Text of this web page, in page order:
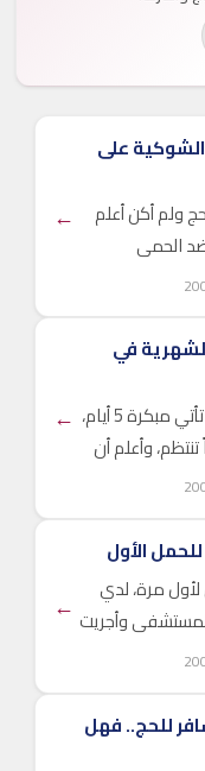
الشوكية على
ولم أكن أعلم
الحمى
←
في
تختلف مواعيد الدورة أحياناً، فمرة تأتي مبكرة 5 أيام،
وأحياناً تنتظم، وأعلم أن
←
الأول
لأول مرة، لدي
للمستشفى وأجريت ←
للحج.. فهل